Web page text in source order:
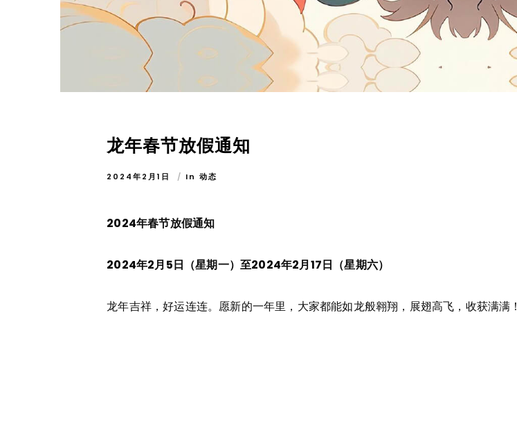
龙年春节放假通知
2024年2月1日 In动态
2024年春节放假通知
2024年2月5日（星期一） 至2024年2月17日（星期六）
龙年吉祥，好运连连。愿新的一年里，大家都能如龙般翱翔，展翅高飞，收获满满！